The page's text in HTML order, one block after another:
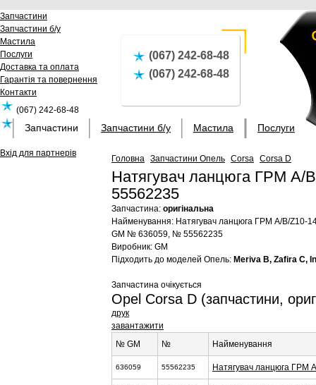
Запчастини
Запчастини б/у
Мастила
Послуги
Доставка та оплата
Гарантія та повернення
Контакти
(067) 242-68-48
(067) 242-68-48
Вхід для партнерів
(067) 242-68-48
(067) 242-68-48
Запчастини Запчастини б/у Мастила Послуги
Головна Запчастини Опель Corsa Corsa D
Натягувач ланцюга ГРМ
55562235
Запчастина: оригінальна
Найменування: Натягувач ланцюга ГРМ A/B/Z10-
GM № 636059, № 55562235
Виробник: GM
Підходить до моделей Опель: Meriva B, Zafira C,
Запчастина очікується
Opel Corsa D (запчастини,
друк
завантажити
№ GM
№ Найменування
636059 55562235 Натягувач ланцюга ГРМ